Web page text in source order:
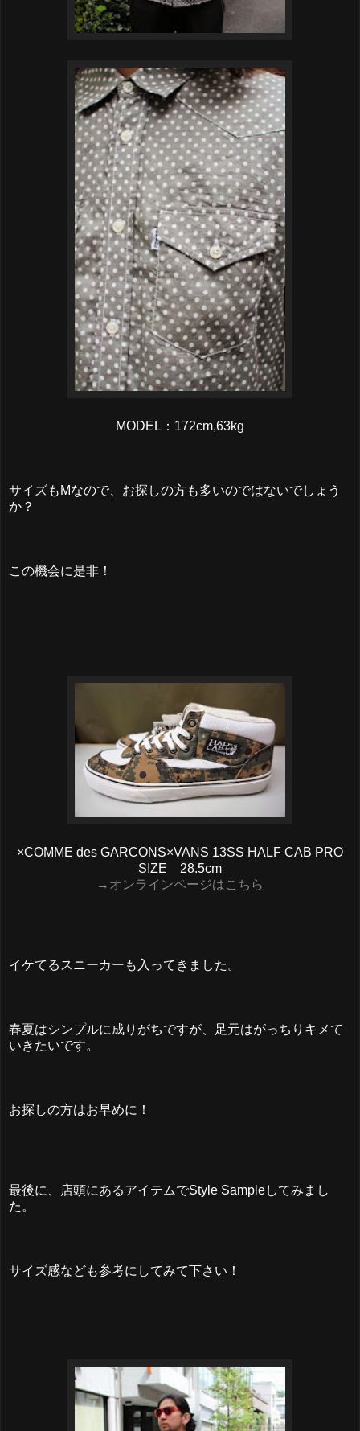
MODEL：172cm,63kg
サイズもMなので、お探しの方も多いのではないでしょう
か？
この機会に是非！
×COMME des GARCONS×VANS 13SS HALF CAB PRO
SIZE 28.5cm
→オンラインページはこちら
イケてるスニーカーも入ってきました。
春夏はシンプルに成りがちですが、足元はがっちりキメて
いきたいです。
お探しの方はお早めに！
最後に、店頭にあるアイテムでStyle Sampleしてみまし
た。
サイズ感なども参考にしてみて下さい！